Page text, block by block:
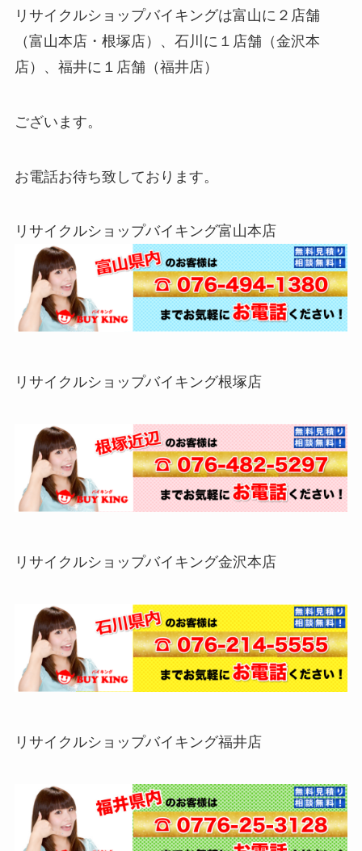
リサイクルショップバイキングは富山に２店舗
（富山本店・根塚店）、石川に１店舗（金沢本
店）、福井に１店舗（福井店）
ございます。
お電話お待ち致しております。
リサイクルショップバイキング富山本店
リサイクルショップバイキング根塚店
リサイクルショップバイキング金沢本店
リサイクルショップバイキング福井店